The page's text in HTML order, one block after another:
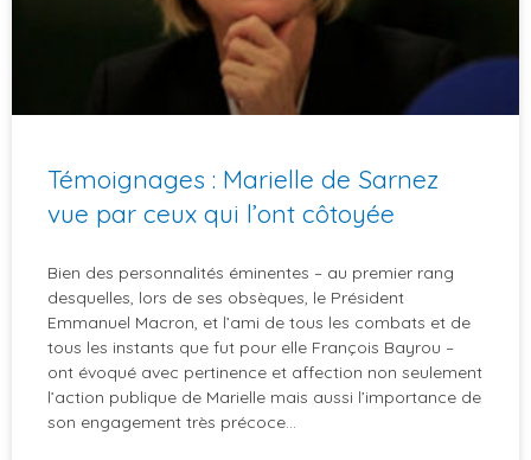
Témoignages : Marielle de Sarnez
vue par ceux qui l’ont côtoyée
Bien des personnalités éminentes – au premier rang
desquelles, lors de ses obsèques, le Président
Emmanuel Macron, et l’ami de tous les combats et de
tous les instants que fut pour elle François Bayrou –
ont évoqué avec pertinence et affection non seulement
l’action publique de Marielle mais aussi l’importance de
son engagement très précoce…